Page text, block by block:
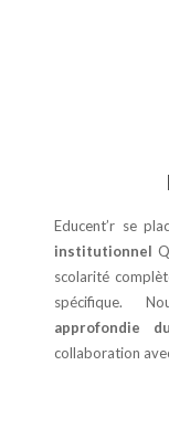
Educent’r se
institutionnel
scolarité
spécifique.
approfondie
collaboration